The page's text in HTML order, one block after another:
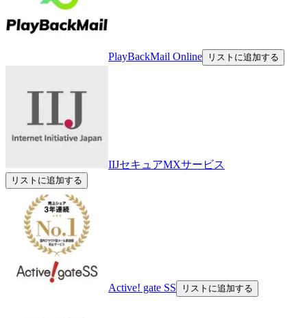
PlayBackMail Online リストに追加する
IIJセキュアMXサービス
リストに追加する
Active! gate SS リストに追加する